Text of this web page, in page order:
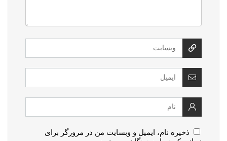
ذخیره نام، ایمیل و وبسایت من در مرورگر برای